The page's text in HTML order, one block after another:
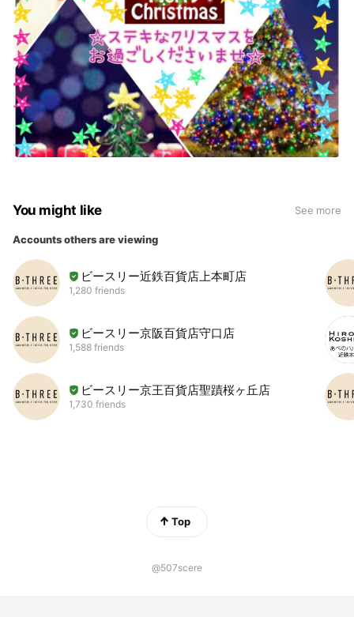
You might like See more
Accounts others are viewing
ビースリー近鉄百貨店上本町店
1,280 friends
ビースリー京阪百貨店守口店
1,588 friends
ビースリー京王百貨店聖蹟桜ヶ丘店
1,730 friends
Top
@507scere